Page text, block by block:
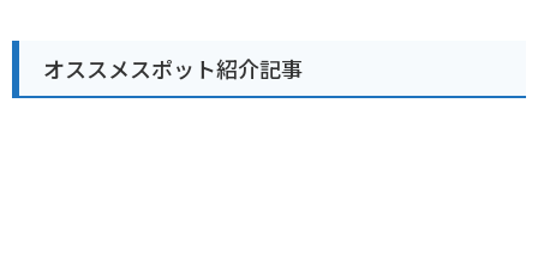
としても最適です。 地元の名産品としては、丹後の海の
幸を使った干物や海産物の加工品、京丹後産の米を使っ
た日本酒などが人気です。 道の駅 丹後王国「食のみや
オススメスポット紹介記事